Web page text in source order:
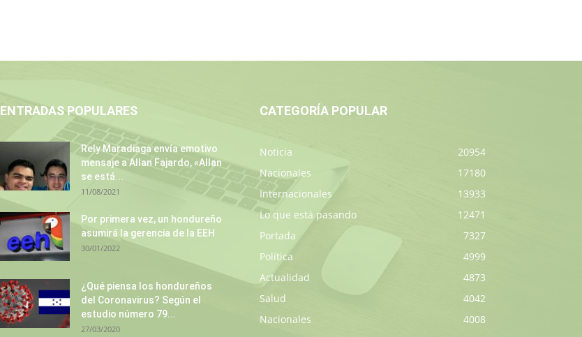
ENTRADAS POPULARES
Rely Maradiaga envía emotivo
mensaje a Allan Fajardo, «Allan
se está...
11/08/2021
Por primera vez, un hondureño
asumirá la gerencia de la EEH
30/01/2022
¿Qué piensa los hondureños
del Coronavirus? Según el
estudio número 79...
27/03/2020
CATEGORÍA POPULAR
Noticia
20954
Nacionales
17180
Internacionales
13933
Lo que está pasando
12471
Portada
7327
Política
4999
Actualidad
4873
Salud
4042
Nacionales
4008